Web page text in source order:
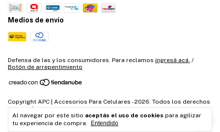
Al navegar por este sitio aceptás el uso de cookies para agilizar
tu experiencia de compra.
Entendido
Medios de envío
Defensa de las y los consumidores. Para reclamos ingresá acá. /
Botón de arrepentimiento
Copyright APC | Accesorios Para Celulares - 2026. Todos los derechos
reservados.